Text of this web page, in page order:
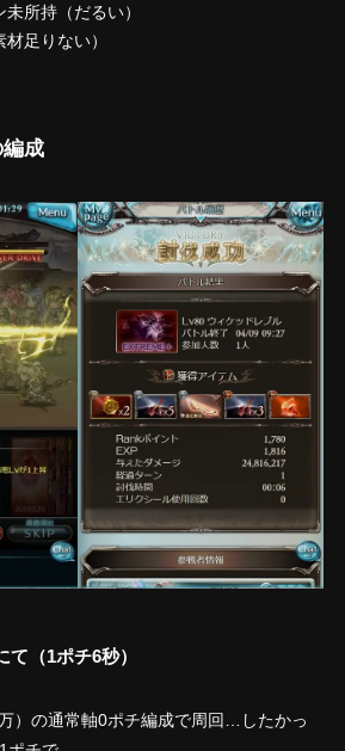
所持（だるい）
足りない）
成
（1ポチ6秒）
）の通常軸0ポチ編成で周回…したかっ